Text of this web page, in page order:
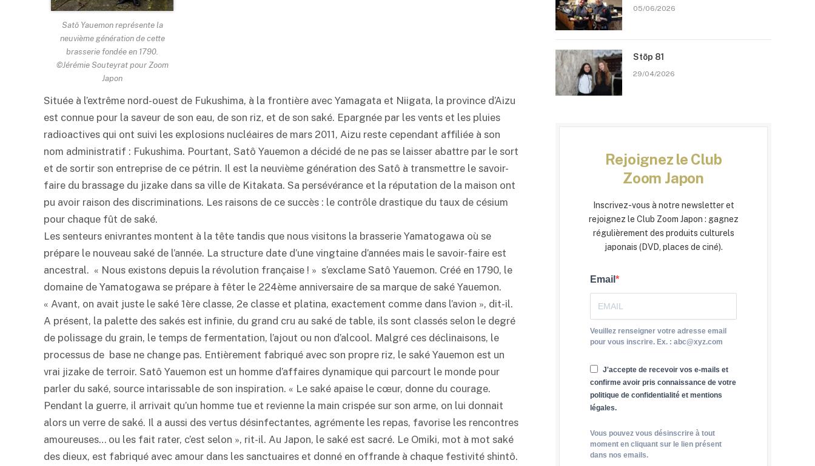
Satô Yauemon représente la
neuvième génération de cette
brasserie fondée en 1790.
©Jérémie Souteyrat pour Zoom
Japon
Située à l’extrême nord-ouest de Fukushima, à la frontière avec Yamagata et Niigata, la province d’Aizu
est connue pour la saveur de son eau, de son riz, et de son saké. Epargnée par les vents et les pluies
radioactives qui ont suivi les explosions nucléaires de mars 2011, Aizu reste cependant affiliée à son
nom administratif : Fukushima. Pourtant, Satô Yauemon a décidé de ne pas se laisser abattre par le sort
et de sortir son entreprise de ce pétrin. Il est la neuvième génération des Satô à transmettre le savoir-
faire du brassage du jizake dans sa ville de Kitakata. Sa persévérance et la réputation de la maison ont
pu avoir raison des discriminations. Les raisons de ce succès : le contrôle drastique du taux de césium
pour chaque fût de saké.
Les senteurs enivrantes montent à la tête tandis que nous visitons la brasserie Yamatogawa où se
prépare le nouveau saké de l’année. La structure date d’une vingtaine d’années mais le savoir-faire est
ancestral. « Nous existons depuis la révolution française ! » s’exclame Satô Yauemon. Créé en 1790, le
domaine de Yamatogawa se prépare à fêter le 224ème anniversaire de sa marque de saké Yauemon.
« Avant, on avait juste le saké 1ère classe, 2e classe et platina, exactement comme dans l’avion », dit-il.
A présent, la palette des sakés est infinie, du grand cru au saké de table, ils sont classés selon le degré
de polissage du grain, le temps de fermentation, l’ajout ou non d’alcool. Malgré ces déclinaisons, le
processus de base ne change pas. Entièrement fabriqué avec son propre riz, le saké Yauemon est un
vrai jizake de terroir. Satô Yauemon est un homme d’affaires dynamique qui parcourt le monde pour
parler du saké, source intarissable de son inspiration. « Le saké apaise le cœur, donne du courage.
Pendant la guerre, il arrivait qu’un homme tue et revienne la main crispée sur son arme, on lui donnait
alors un verre de saké. Il a aussi des vertus désinfectantes, agrémente les repas, favorise les rencontres
amoureuses… ou les fait rater, c’est selon », rit-il. Au Japon, le saké est sacré. Le Omiki, mot à mot saké
des dieux, est fabriqué avec amour dans les sanctuaires et donné en offrande à chaque festivité shintô.
05/06/2026
Stōp 81
29/04/2026
Rejoignez le Club
Zoom Japon
Inscrivez-vous à notre newsletter et
rejoignez le Club Zoom Japon : gagnez
régulièrement des produits culturels
japonais (DVD, places de ciné).
Email
Veuillez renseigner votre adresse email
pour vous inscrire. Ex. : abc@xyz.com
J'accepte de recevoir vos e-mails et
confirme avoir pris connaissance de votre
politique de confidentialité et mentions
légales.
Vous pouvez vous désinscrire à tout
moment en cliquant sur le lien présent
dans nos emails.